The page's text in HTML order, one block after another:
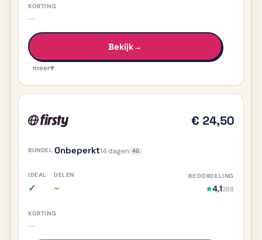
—
Bekijk→
meer▾
Onbeperkt14 dagen 4G
€ 24,50
✓iDEAL ja, meer info
~ Delen deels/onduidelijk, meer info
★4,1288
—